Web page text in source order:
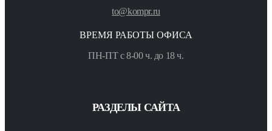
to@kompr.ru
ВРЕМЯ РАБОТЫ ОФИСА
ПН-ПТ с 8-00 ч. до 18 ч.
РАЗДЕЛЫ САЙТА